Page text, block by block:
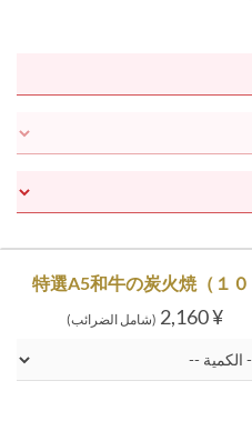
¥ 2,160 (شامل الضرائب)